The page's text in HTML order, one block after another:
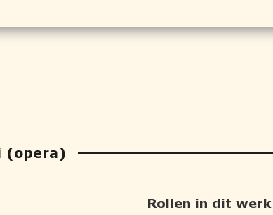
(opera)
Rollen in dit werk